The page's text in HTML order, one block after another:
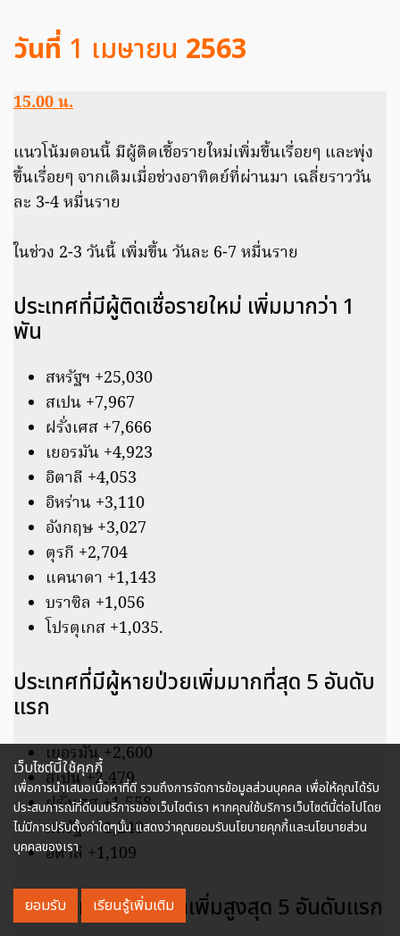
วันที่ 1 เมษายน 2563
15.00 น.
แนวโน้มตอนนี้ มีผู้ติดเชื้อรายใหม่เพิ่มขึ้นเรื่อยๆ และพุ่ง
ขึ้นเรื่อยๆ จากเดิมเมื่อช่วงอาทิตย์ที่ผ่านมา เฉลี่ยราววัน
ละ 3-4 หมื่นราย
ในช่วง 2-3 วันนี้ เพิ่มขึ้น วันละ 6-7 หมื่นราย
ประเทศที่มีผู้ติดเชื่อรายใหม่ เพิ่มมากว่า 1
พัน
สหรัฐฯ +25,030
สเปน +7,967
ฝรั่งเศส +7,666
เยอรมัน +4,923
อิตาลี +4,053
อิหร่าน +3,110
อังกฤษ +3,027
ตุรกี +2,704
แคนาดา +1,143
บราซิล +1,056
โปรตุเกส +1,035.
ประเทศที่มีผู้หายป่วยเพิ่มมากที่สุด 5 อันดับ
แรก
เยอรมัน +2,600
สเปน +2,479
ฝรั่งเศส +1,558
สหรัฐฯ +1,240
อิตาลี +1,109
ประเทศที่มีผู้เสียชีวิตเพิ่มสูงสุด 5 อันดับแรก
เว็บไซต์นี้ใช้คุกกี้
เพื่อการนำเสนอเนื้อหาที่ดี รวมถึงการจัดการข้อมูลส่วนบุคคล เพื่อให้คุณได้รับ
ประสบการณ์ที่ดีบนบริการของเว็บไซต์เรา หากคุณใช้บริการเว็บไซต์นี้ต่อไปโดย
ไม่มีการปรับตั้งค่าใดๆนั้น แสดงว่าคุณยอมรับนโยบายคุกกี้และนโยบายส่วน
บุคคลของเรา
ยอมรับ เรียนรู้เพิ่มเติม